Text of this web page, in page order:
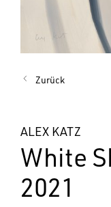
Zurück
ALEX KATZ
White
2021